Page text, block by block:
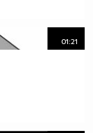
01:21